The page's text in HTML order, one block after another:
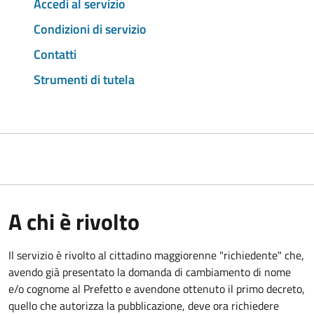
Accedi al servizio
Condizioni di servizio
Contatti
Strumenti di tutela
A chi è rivolto
Il servizio è rivolto al cittadino maggiorenne "richiedente" che,
avendo già presentato la domanda di cambiamento di nome
e/o cognome al Prefetto e avendone ottenuto il primo decreto,
quello che autorizza la pubblicazione, deve ora richiedere